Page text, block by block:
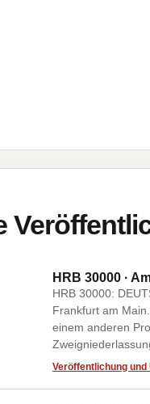
HRB 30000 ·
HRB 30000:
Frankfurt am
einem anderen
Veröffentlichung